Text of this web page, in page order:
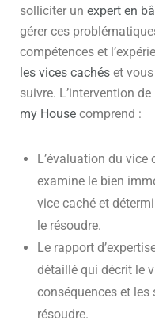
solliciter un expert en
gérer ces
compétences et
les vices cachés et
suivre. L’intervention de
my House comprend :
L’évaluation du vice
examine le bien
vice caché et
le résoudre.
Le rapport
détaillé qui décrit le
conséquences et
résoudre.